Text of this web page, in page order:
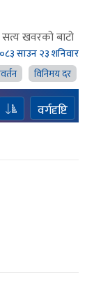
खवरको बाटाे
साउन २३ शनिवार
विनिमय दर
वर्गदृष्टि